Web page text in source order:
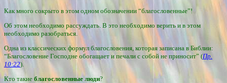
Как много сокрыто в этом одном обозначении “благословенные”!
Об этом необходимо рассуждать. В это необходимо верить и в этом
необходимо разобраться.
Одна из классических формул благословения, которая записана в Библии:
“Благословение Господне обогащает и печали с собой не приносит” (Пр.
10:22).
Кто такие благословенные люди?